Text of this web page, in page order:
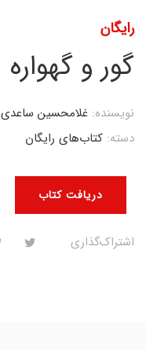
رایگان
گور و گهواره
دریافت کتاب
نویسنده: غلامحسین ساعدی
دسته: کتاب‌های رایگان
اشتراک‌گذاری